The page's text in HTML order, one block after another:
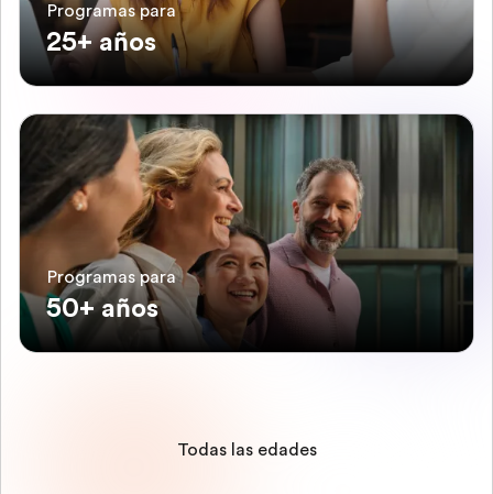
Programas para
25+ años
Programas para
50+ años
Todas las edades